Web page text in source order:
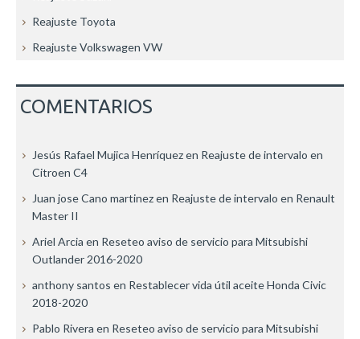
Reajuste Toyota
Reajuste Volkswagen VW
COMENTARIOS
Jesús Rafael Mujica Henríquezen Reajuste de intervalo en
Citroen C4
Juan jose Cano martinezen Reajuste de intervalo en Renault
Master II
Ariel Arcia en Reseteo aviso de servicio para Mitsubishi
Outlander 2016-2020
anthony santos en Restablecer vida útil aceite Honda Civic
2018-2020
Pablo Rivera en Reseteo aviso de servicio para Mitsubishi